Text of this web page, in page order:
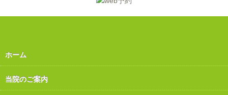
ホーム
当院のご案内